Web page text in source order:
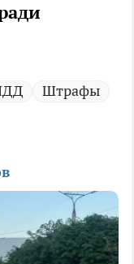
Штрафы